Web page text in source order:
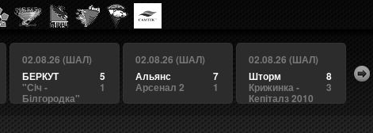
02.08.26 (ШАЛ)
5
БЕРКУТ
1
"Сiч -
Білгородка"
02.08.26 (ШАЛ)
7
Альянс
1
Арсенал 2
02.08.26 (ШАЛ)
8
Шторм
3
Крижинка -
Кепіталз 2010